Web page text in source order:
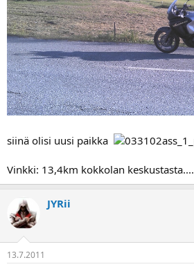
siinä olisi uusi paikka
Vinkki: 13,4km kokkolan keskustasta....
JYRii
13.7.2011